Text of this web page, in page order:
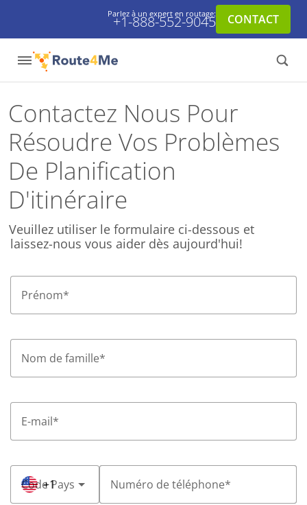
Parlez à un expert en routage:
+1-888-552-9045 CONTACT
Contactez Nous Pour
Résoudre Vos Problèmes
De Planification
D'itinéraire
Veuillez utiliser le formulaire ci-dessous et
laissez-nous vous aider dès aujourd'hui!
Prénom*
Nom de famille*
E-mail*
Code Pays
+1 Numéro de téléphone*